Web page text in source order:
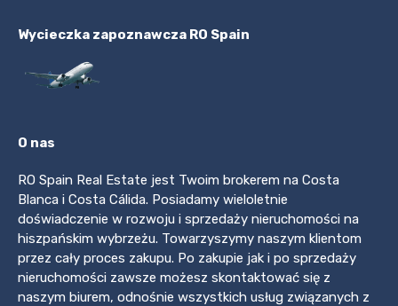
Wycieczka zapoznawcza RO Spain
O nas
RO Spain Real Estate jest Twoim brokerem na Costa
Blanca i Costa Cálida. Posiadamy wieloletnie
doświadczenie w rozwoju i sprzedaży nieruchomości na
hiszpańskim wybrzeżu. Towarzyszymy naszym klientom
przez cały proces zakupu. Po zakupie jak i po sprzedaży
nieruchomości zawsze możesz skontaktować się z
naszym biurem, odnośnie wszystkich usług związanych z